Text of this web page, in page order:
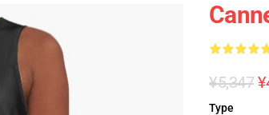
¥5,347
Type